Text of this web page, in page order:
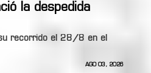
la despedida
recorrido el 28/8 en el
AGO 03, 2026